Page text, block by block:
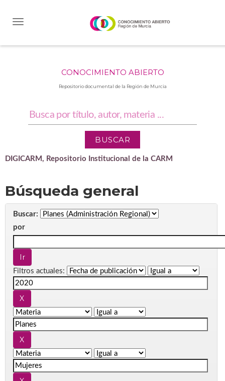
CONOCIMIENTO ABIERTO
Repositorio documental de la Región de Murcia
DIGICARM, Repositorio Institucional de la CARM
Búsqueda general
Buscar:
por
Filtros actuales: